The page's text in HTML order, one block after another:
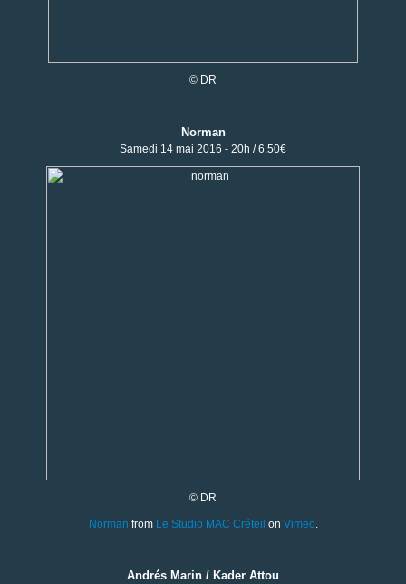
© DR
Norman
Samedi 14 mai 2016 - 20h / 6,50€
© DR
Norman from Le Studio MAC Créteil on Vimeo.
Andrés Marin / Kader Attou